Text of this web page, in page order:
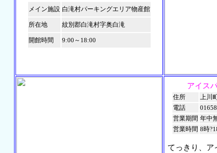
メイン施設 白滝村パーキングエリア物産館
所在地 紋別郡白滝村字奥白滝
開館時間 9:00～18:00
アイス
住所
上川
電話
営業期間 年中
営業時間 8時
てっきり、ア